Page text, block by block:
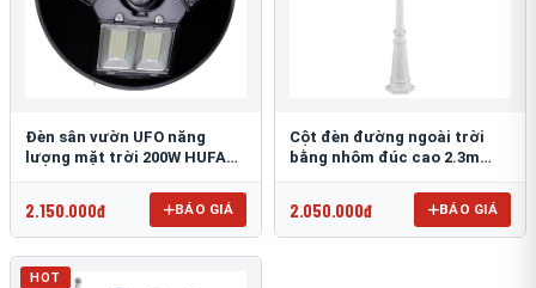
Đèn sân vườn UFO năng
lượng mặt trời 200W HUFA
2.150.000đ BÁO GIÁ
Cột đèn đường ngoài trời
bằng nhôm đúc cao 2.3m
2.050.000đ BÁO GIÁ
HOT